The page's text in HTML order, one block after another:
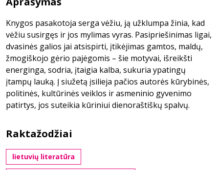
Knygos pasakotoja serga vėžiu, ją užklumpa žinia, kad
vėžiu susirgęs ir jos mylimas vyras. Pasipriešinimas ligai,
dvasinės galios jai atsispirti, įtikėjimas gamtos, maldų,
žmogiškojo gėrio pajėgomis – šie motyvai, išreikšti
energinga, sodria, įtaigia kalba, sukuria ypatingų
įtampų lauką. Į siužetą įsilieja pačios autorės kūrybinės,
politinės, kultūrinės veiklos ir asmeninio gyvenimo
patirtys, jos suteikia kūriniui dienoraštiškų spalvų.
Raktažodžiai
lietuvių literatūra